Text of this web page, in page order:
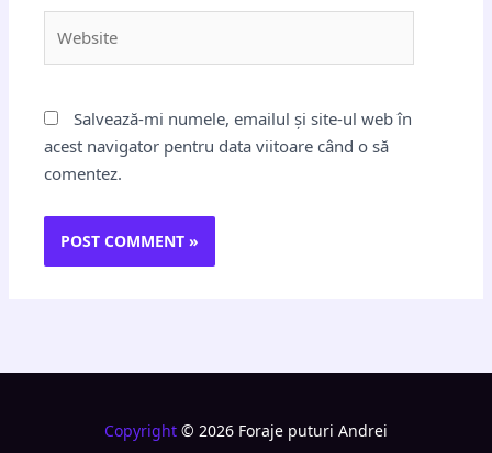
Salvează-mi numele, emailul și site-ul web în
acest navigator pentru data viitoare când o să
comentez.
Copyright © 2026 Foraje puturi Andrei